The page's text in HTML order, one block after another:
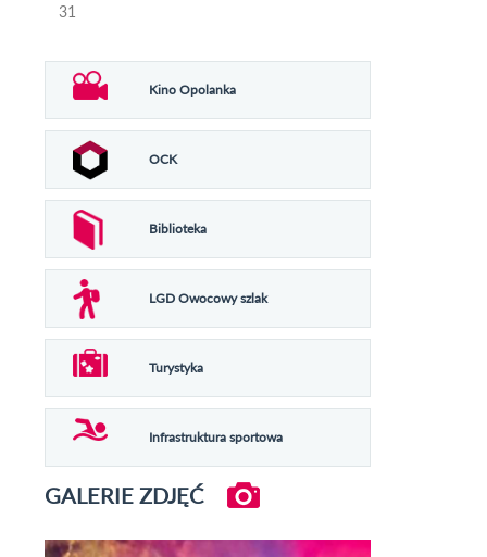
31
Kino Opolanka
OCK
Biblioteka
LGD Owocowy szlak
Turystyka
Infrastruktura sportowa
GALERIE ZDJĘĆ